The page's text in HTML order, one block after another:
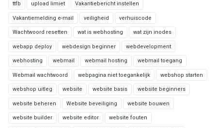
ttfb upload limiet Vakantiebericht instellen
Vakantiemelding e-mail veiligheid verhuiscode
Wachtwoord resetten wat is webhosting wat zijn inodes
webapp deploy webdesign beginner webdevelopment
webhosting webmail webmail hosting webmail toegang
Webmail wachtwoord webpagina niet toegankelijk webshop starten
webshop uitleg website website basis website beginners
website beheren Website beveiliging website bouwen
website builder website editor website fouten